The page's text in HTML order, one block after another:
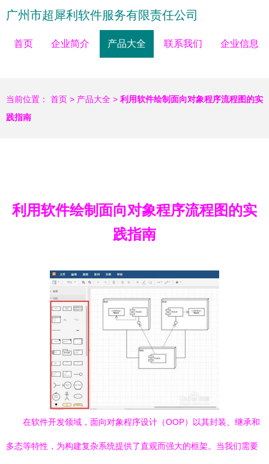
广州市超犀利软件服务有限责任公司
首页 企业简介 产品大全 联系我们 企业信息
当前位置： 首页 > 产品大全 > 利用软件绘制面向对象程序流程图的实
践指南
利用软件绘制面向对象程序流程图的实
践指南
在软件开发领域，面向对象程序设计（OOP）以其封装、继承和
多态等特性，为构建复杂系统提供了直观而强大的框架。当我们需要